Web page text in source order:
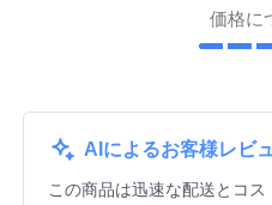
価格に
AIによるお客様レビ
この商品は迅速な配送とコ